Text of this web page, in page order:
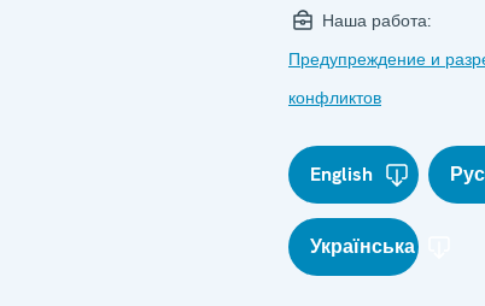
Наша работа:
Предупреждение и
конфликтов
English
Українська